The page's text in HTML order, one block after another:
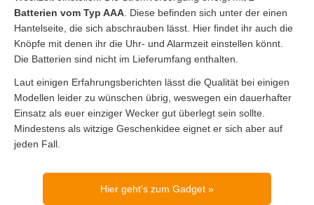
Batterien vom Typ AAA . Diese befinden sich unter der einen
Hantelseite, die sich abschrauben lässt. Hier findet ihr auch die
Knöpfe mit denen ihr die Uhr- und Alarmzeit einstellen könnt.
Die Batterien sind nicht im Lieferumfang enthalten.
Laut einigen Erfahrungsberichten lässt die Qualität bei einigen
Modellen leider zu wünschen übrig, weswegen ein dauerhafter
Einsatz als euer einziger Wecker gut überlegt sein sollte.
Mindestens als witzige Geschenkidee eignet er sich aber auf
jeden Fall.
Hier geht's zum Gadget